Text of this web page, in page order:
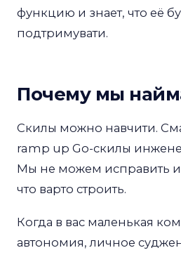
функцию и знает, что её
подтримувати.
Почему мы
Скилы можно навчити.
ramp up Go-скилы
Мы не можем исправить
что варто строить.
Когда в вас маленькая
автономия, личное